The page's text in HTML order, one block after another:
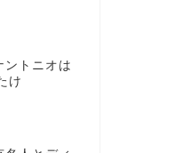
ントニオは
け